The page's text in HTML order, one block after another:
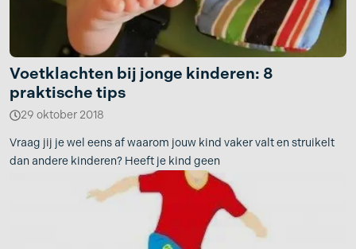
Voetklachten bij jonge kinderen: 8
praktische tips
29 oktober 2018
Vraag jij je wel eens af waarom jouw kind vaker valt en struikelt
dan andere kinderen? Heeft je kind geen